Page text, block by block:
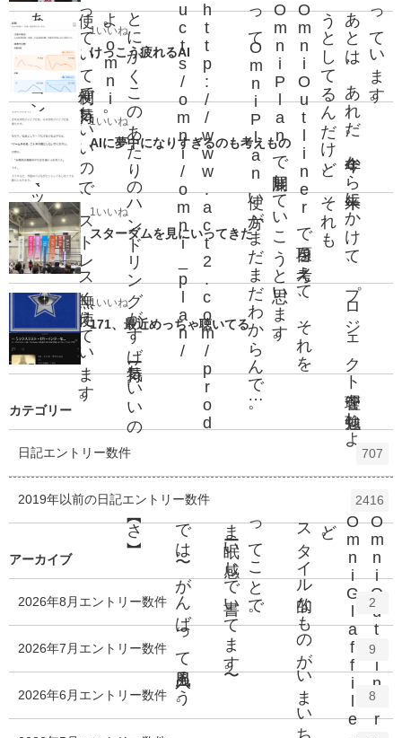
っ
。
あ
と
は
、
あ
れ
だ
。今年
か
ら来年
に
か
け
て
、
プ
ロ
ジ
ェ
ク
ト管理
を勉強
し
よ
う
と
し
て
る
ん
だ
け
ど
、
そ
れ
も
O
m
n
i
O
u
t
l
i
n
e
r
で項目
を考
え
て
、
そ
れ
を
O
m
n
i
P
l
a
n
で展開
し
て
い
こ
う
と思
い
ま
す
。
ってOmniPlan使い方がまだまだわからんで…。
h
t
t
p
:
/
/
w
w
w
.
a
c
t
2
.
c
o
m
/
p
r
o
d
u
c
t
s
/
o
m
n
i
/
o
m
n
i
_
p
l
a
n
/
と
に
か
く
こ
の
あ
た
り
の
ハ
ン
ド
リ
ン
グ
が
す
げーー気持
ち
い
い
の
よ
。
o
m
n
i
。
使っていて便利で気持ちいいので、ストレス無く使えています。
あ
と
は
、
コ
ン
テ
ン
ツ
マ
ッ
プ
を
O
m
n
i
O
u
t
l
i
n
e
r
か
ら
O
m
n
i
G
l
a
f
f
i
l
e
で一気
に
つ
く
れ
れ
ば
い
い
ん
だ
け
ど
。
ってことで。
まーー眠い感じで書いてます〜。
では〜。がんばって風呂入ろう。
【さ】
1いいね
けっこう疲れるAI
1いいね
AIに夢中になりすぎるのも考えもの
1いいね
スターダムを見にいってきた
1いいね
171、最近めっちゃ聴いてる
カテゴリー
日記エントリー数 707
件
2019年以前の日記エントリー数 2416
件
アーカイブ
2026年8月 エントリー数 2
件
2026年7月 エントリー数 9
件
2026年6月 エントリー数 8
件